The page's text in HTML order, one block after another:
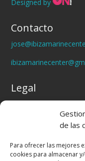
de las
Para ofrecer las mejores
cookies para almacenar
Designed by
Contacto
Legal
Politica de Privacidad
Política de Cookies
Aviso legal